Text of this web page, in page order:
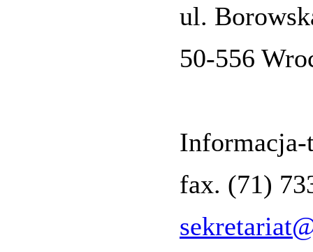
ul.
50-556
Informacja-
fax. (71)